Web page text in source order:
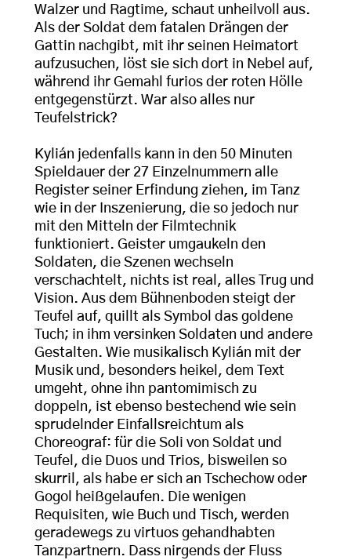
Walzer und Ragtime, schaut unheilvoll aus.
Als der Soldat dem fatalen Drängen der
Gattin nachgibt, mit ihr seinen Heimatort
aufzusuchen, löst sie sich dort in Nebel auf,
während ihr Gemahl furios der roten Hölle
entgegenstürzt. War also alles nur
Teufelstrick?
Kylián jedenfalls kann in den 50 Minuten
Spieldauer der 27 Einzelnummern alle
Register seiner Erfindung ziehen, im Tanz
wie in der Inszenierung, die so jedoch nur
mit den Mitteln der Filmtechnik
funktioniert. Geister umgaukeln den
Soldaten, die Szenen wechseln
verschachtelt, nichts ist real, alles Trug und
Vision. Aus dem Bühnenboden steigt der
Teufel auf, quillt als Symbol das goldene
Tuch; in ihm versinken Soldaten und andere
Gestalten. Wie musikalisch Kylián mit der
Musik und, besonders heikel, dem Text
umgeht, ohne ihn pantomimisch zu
doppeln, ist ebenso bestechend wie sein
sprudelnder Einfallsreichtum als
Choreograf: für die Soli von Soldat und
Teufel, die Duos und Trios, bisweilen so
skurril, als habe er sich an Tschechow oder
Gogol heißgelaufen. Die wenigen
Requisiten, wie Buch und Tisch, werden
geradewegs zu virtuos gehandhabten
Tanzpartnern. Dass nirgends der Fluss